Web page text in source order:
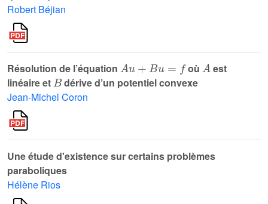
Robert Béjian
Résolution de l’équation
A
où
A
est
linéaire et
B
dérive d’un potentiel convexe
Jean-Michel Coron
Une étude d'existence sur certains problèmes
paraboliques
Hélène Rios